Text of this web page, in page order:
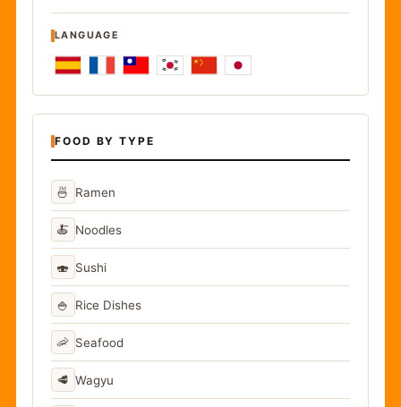
LANGUAGE
FOOD BY TYPE
🍜 Ramen
🍝 Noodles
🍣 Sushi
🍚 Rice Dishes
🦐 Seafood
🥩 Wagyu